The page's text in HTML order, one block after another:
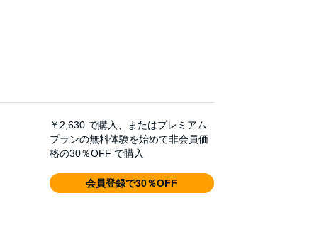
￥2,630 で購入、またはプレミアム
プランの無料体験を始めて非会員価
格の30％OFF で購入
会員登録で30％OFF